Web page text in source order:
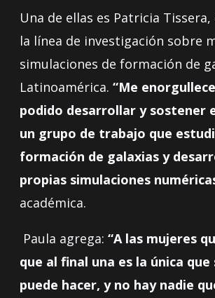
Una de ellas es Patricia
la línea de investigación sobre
simulaciones de formación de
Latinoamérica. “Me
podido desarrollar y sostener
un grupo de trabajo que
formación de galaxias y
propias simulaciones
académica.
Paula agrega: “A las mujeres
que al final una es la única que
puede hacer, y no hay nadie